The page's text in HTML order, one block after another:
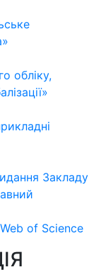
обліку,
Закладу
of Science